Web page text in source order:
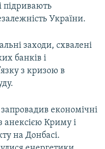
підривають
України.
заходи, схвалені
банків і
з кризою в
економічні
з анексією Криму і
на Донбасі.